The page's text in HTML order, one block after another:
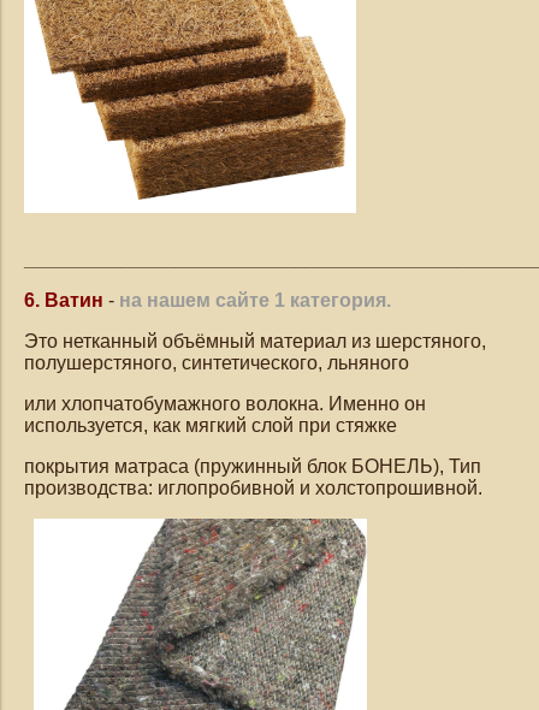
6. Ватин - на нашем сайте 1 категория.
Это нетканный объёмный материал из шерстяного,
полушерстяного, синтетического, льняного
или хлопчатобумажного волокна. Именно он
используется, как мягкий слой при стяжке
покрытия матраса (пружинный блок БОНЕЛЬ), Тип
производства: иглопробивной и холстопрошивной.